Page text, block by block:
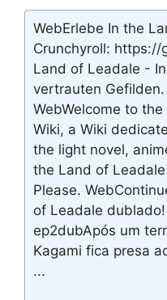
WebErlebe In the
Crunchyroll: https://
Land of Leadale -
vertrauten
WebWelcome to
Wiki, a Wiki
the light novel,
the Land of
Please.
of Leadale
ep2dubApós um
Kagami fica presa
...